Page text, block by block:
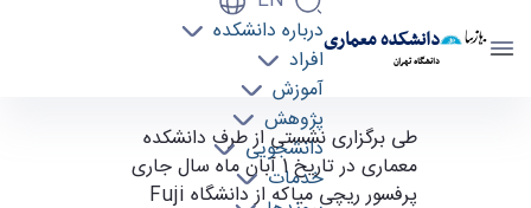
دانشکده معماری
دانشگاه تهران
درباره دانشکده
افراد
آموزش
پژوهش
دانشجویی
خدمات
سخنرانی اساتید ژاپنی و گسترش روابط بین الملل -
دانشکده معماری arch
‎طی برگزاری نشستی از طرف دانشکده
معماری در تاریخ 1 آبان ماه سال جاری
پرفسور ریچی میاکه از دانشگاه Fuji